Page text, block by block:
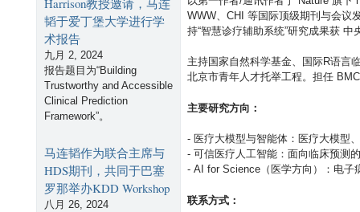
WWW、CHI 等国际顶级期刊与会议
持“智慧诊疗辅助系统”研究成果获
主持国家自然科学基金、国际R语言
北京市青年人才托举工程。担任
主要研究方向：
- 医疗大模型与智能体：医疗大模型
- 可信医疗人工智能：面向临床预测
- AI for Science（医学方向）：电子
联系方式：
Harrison教授邀请，马连
韬于爱丁堡大学进行学
术报告
九月 2, 2024
报告题目为“Building
Trustworthy and Accessible
Clinical Prediction
Framework”。
马连韬作为联合主席与
HDS期刊，共同于巴塞
罗那举办KDD Workshop
八月 26, 2024